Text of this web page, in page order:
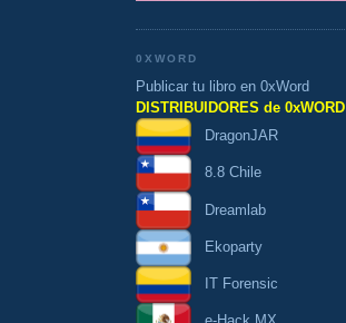
0XWORD
Publicar tu libro en 0xWord
DISTRIBUIDORES de 0xWORD
DragonJAR
8.8 Chile
Dreamlab
Ekoparty
IT Forensic